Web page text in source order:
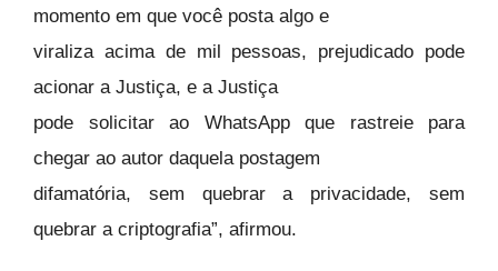
momento em que você posta algo e
viraliza acima de mil pessoas, prejudicado pode
acionar a Justiça, e a Justiça
pode solicitar ao WhatsApp que rastreie para
chegar ao autor daquela postagem
difamatória, sem quebrar a privacidade, sem
quebrar a criptografia”, afirmou.